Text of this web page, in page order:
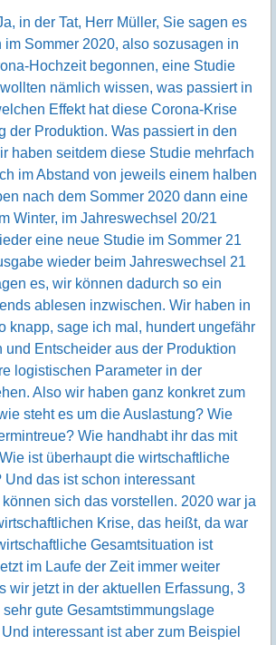
in der Tat, Herr Müller, Sie sagen es
im Sommer 2020, also sozusagen in
Hochzeit begonnen, eine Studie
nämlich wissen, was passiert in
Effekt hat diese Corona-Krise
der Produktion. Was passiert in den
haben seitdem diese Studie mehrfach
im Abstand von jeweils einem halben
nach dem Sommer 2020 dann eine
Winter, im Jahreswechsel 20/21
eine neue Studie im Sommer 21
wieder beim Jahreswechsel 21
es, wir können dadurch so ein
ablesen inzwischen. Wir haben in
knapp, sage ich mal, hundert ungefähr
und Entscheider aus der Produktion
logistischen Parameter in der
Also wir haben ganz konkret zum
steht es um die Auslastung? Wie
Wie handhabt ihr das mit
ist überhaupt die wirtschaftliche
Und das ist schon interessant
sich das vorstellen. 2020 war ja
Krise, das heißt, da war
Gesamtsituation ist
im Laufe der Zeit immer weiter
wir jetzt in der aktuellen Erfassung, 3
gute Gesamtstimmungslage
interessant ist aber zum Beispiel